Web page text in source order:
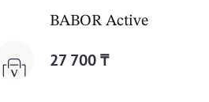
Cream
BABOR Active Night
27 700 ₸